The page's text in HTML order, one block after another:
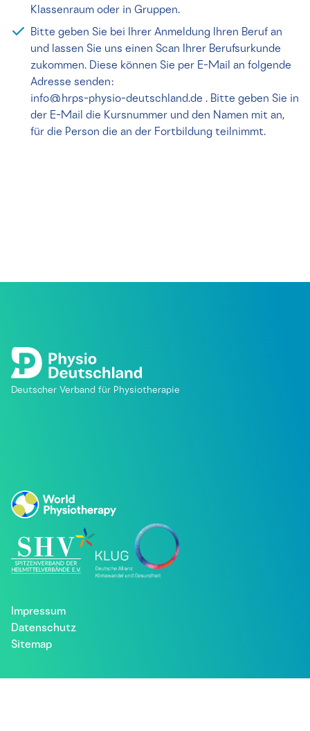
Klassenraum oder in Gruppen.
Bitte geben Sie bei Ihrer Anmeldung Ihren Beruf an
und lassen Sie uns einen Scan Ihrer Berufsurkunde
zukommen. Diese können Sie per E-Mail an folgende
Adresse senden:
info@hrps-physio-deutschland.de . Bitte geben Sie in
der E-Mail die Kursnummer und den Namen mit an,
für die Person die an der Fortbildung teilnimmt.
Deutscher Verband für Physiotherapie
Impressum
Datenschutz
Sitemap